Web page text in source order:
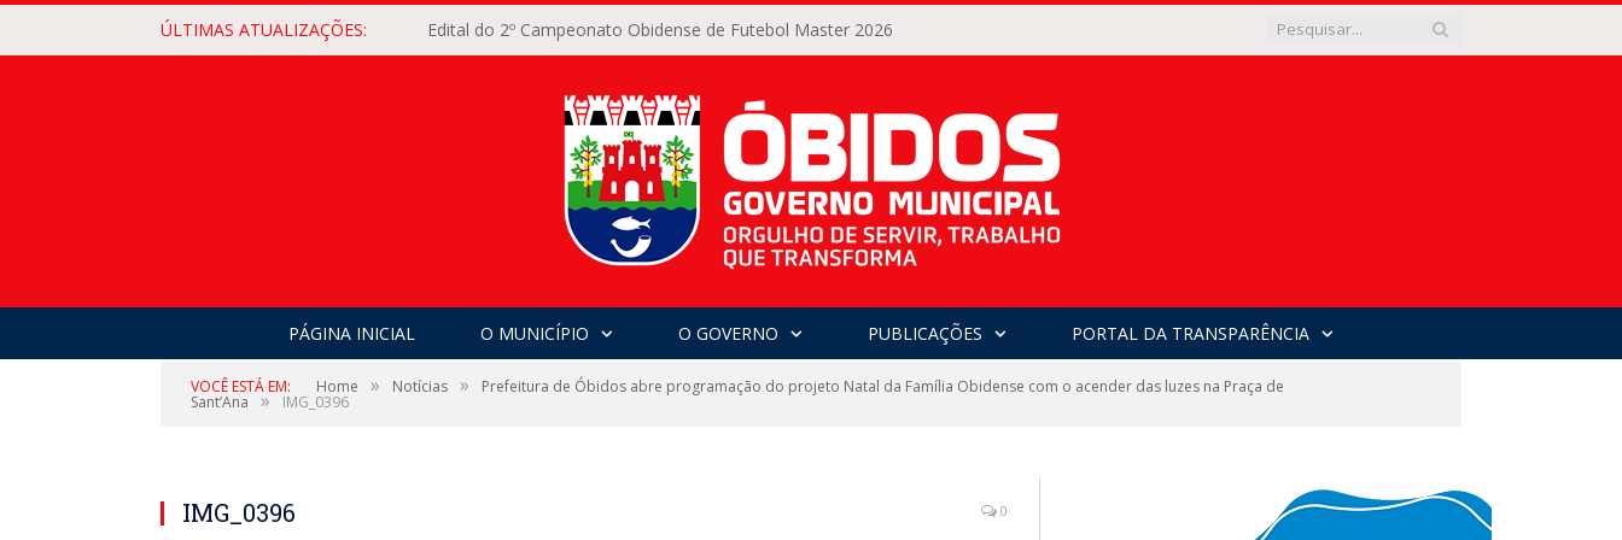
ÚLTIMAS ATUALIZAÇÕES: Edital do 2º Campeonato Obidense de Futebol Master 2026
PÁGINA INICIAL O MUNICÍPIO O GOVERNO PUBLICAÇÕES PORTAL DA TRANSPARÊNCIA
VOCÊ ESTÁ EM: Home » Notícias » Prefeitura de Óbidos abre programação do projeto Natal da Família Obidense com o acender das luzes na Praça de
Sant’Ana » IMG_0396
IMG_0396 0